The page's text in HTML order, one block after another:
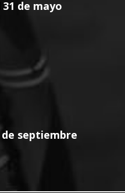
de mayo
de septiembre